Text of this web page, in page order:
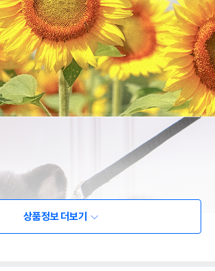
상품정보 더보기